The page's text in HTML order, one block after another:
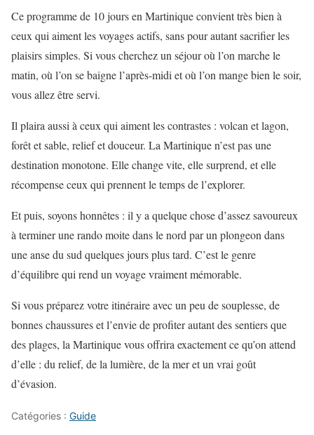
Ce programme de 10 jours en Martinique convient très bien à
ceux qui aiment les voyages actifs, sans pour autant sacrifier les
plaisirs simples. Si vous cherchez un séjour où l’on marche le
matin, où l’on se baigne l’après-midi et où l’on mange bien le soir,
vous allez être servi.
Il plaira aussi à ceux qui aiment les contrastes : volcan et lagon,
forêt et sable, relief et douceur. La Martinique n’est pas une
destination monotone. Elle change vite, elle surprend, et elle
récompense ceux qui prennent le temps de l’explorer.
Et puis, soyons honnêtes : il y a quelque chose d’assez savoureux
à terminer une rando moite dans le nord par un plongeon dans
une anse du sud quelques jours plus tard. C’est le genre
d’équilibre qui rend un voyage vraiment mémorable.
Si vous préparez votre itinéraire avec un peu de souplesse, de
bonnes chaussures et l’envie de profiter autant des sentiers que
des plages, la Martinique vous offrira exactement ce qu’on attend
d’elle : du relief, de la lumière, de la mer et un vrai goût
d’évasion.
Catégories : Guide